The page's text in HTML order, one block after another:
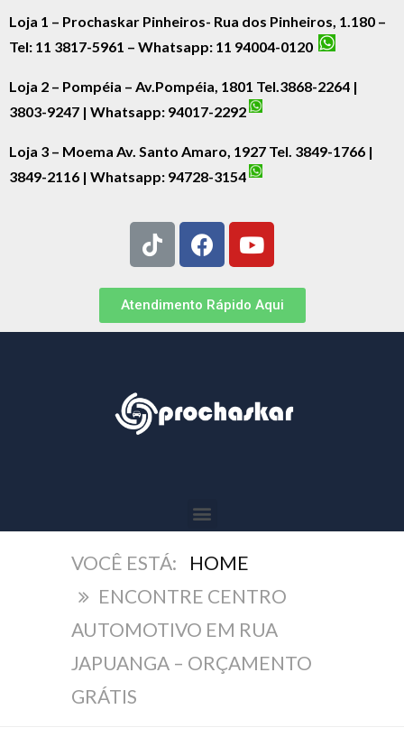
Loja 1 – Prochaskar Pinheiros- Rua dos Pinheiros, 1.180 –
Tel: 11 3817-5961 – Whatsapp: 11 94004-0120
Loja 2 – Pompéia – Av.Pompéia, 1801 Tel.3868-2264 |
3803-9247 | Whatsapp: 94017-2292
Loja 3 – Moema Av. Santo Amaro, 1927 Tel. 3849-1766 |
3849-2116 | Whatsapp: 94728-3154
Atendimento Rápido Aqui
HOME
ENCONTRE CENTRO
AUTOMOTIVO EM RUA
JAPUANGA – ORÇAMENTO
GRÁTIS